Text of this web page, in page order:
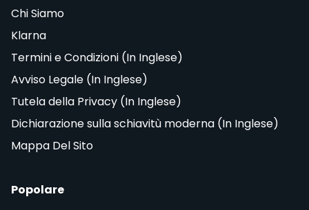
Chi Siamo
Klarna
Termini e Condizioni (In Inglese)
Avviso Legale (In Inglese)
Tutela della Privacy (In Inglese)
Dichiarazione sulla schiavitù moderna (In Inglese)
Mappa Del Sito
Popolare